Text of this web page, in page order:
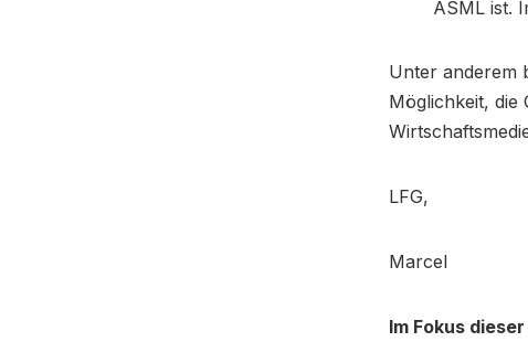
ASML ist.
Unter anderem
Möglichkeit, die
LFG,
Marcel
Im Fokus